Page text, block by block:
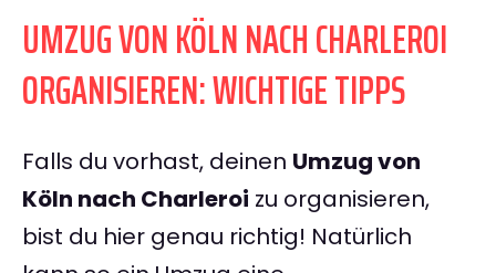
UMZUG VON KÖLN NACH CHARLEROI
ORGANISIEREN: WICHTIGE TIPPS
Falls du vorhast, deinen Umzug von
Köln nach Charleroi zu organisieren,
bist du hier genau richtig! Natürlich